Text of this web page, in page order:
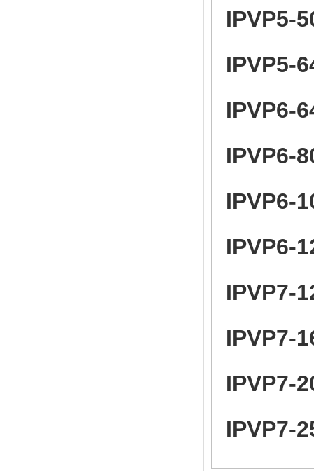
IPVP5-
IPVP5-
IPVP6-
IPVP6-
IPVP6-
IPVP6-
IPVP7-
IPVP7-
IPVP7-
IPVP7-